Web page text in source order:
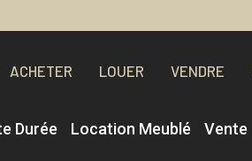
ACHETER LOUER VENDRE
Durée Location Meublé Vente